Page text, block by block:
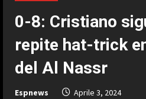
0-8: Cristiano
repite hat-trick
del Al Nassr
Espnews Aprile 3, 2024